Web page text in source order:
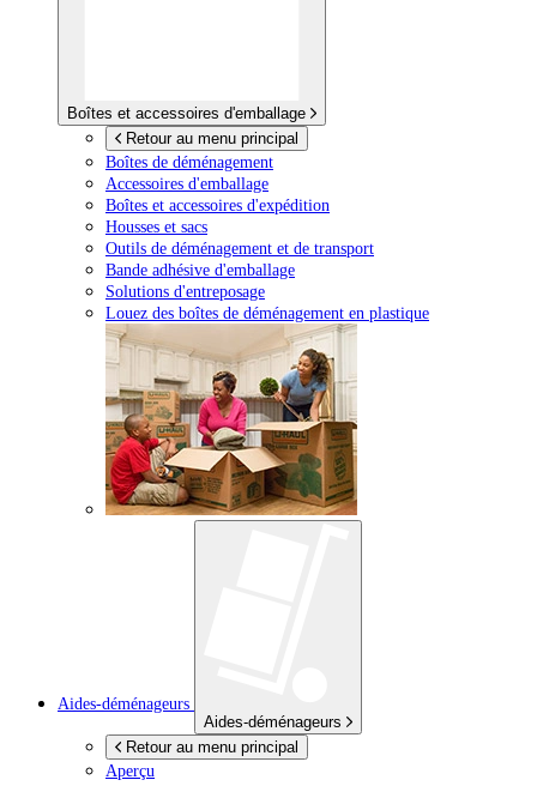
Boîtes et accessoires d'emballage
Retour au menu principal
Boîtes de déménagement
Accessoires d'emballage
Boîtes et accessoires d'expédition
Housses et sacs
Outils de déménagement et de transport
Bande adhésive d'emballage
Solutions d'entreposage
Louez des boîtes de déménagement en plastique
Aides-déménageurs
Aides-déménageurs
Retour au menu principal
Aperçu